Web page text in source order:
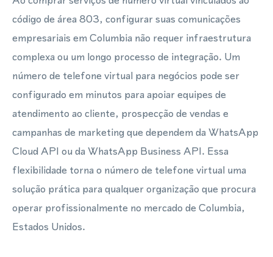
código de área 803, configurar suas comunicações
empresariais em Columbia não requer infraestrutura
complexa ou um longo processo de integração. Um
número de telefone virtual para negócios pode ser
configurado em minutos para apoiar equipes de
atendimento ao cliente, prospecção de vendas e
campanhas de marketing que dependem da WhatsApp
Cloud API ou da WhatsApp Business API. Essa
flexibilidade torna o número de telefone virtual uma
solução prática para qualquer organização que procura
operar profissionalmente no mercado de Columbia,
Estados Unidos.